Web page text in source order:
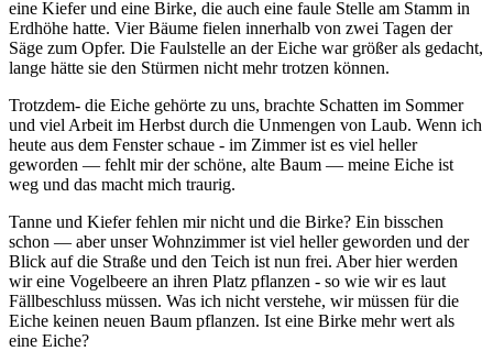
eine Kiefer und eine Birke, die auch eine faule Stelle am Stamm in
Erdhöhe hatte. Vier Bäume fielen innerhalb von zwei Tagen der
Säge zum Opfer. Die Faulstelle an der Eiche war größer als gedacht,
lange hätte sie den Stürmen nicht mehr trotzen können.
Trotzdem- die Eiche gehörte zu uns, brachte Schatten im Sommer
und viel Arbeit im Herbst durch die Unmengen von Laub. Wenn ich
heute aus dem Fenster schaue - im Zimmer ist es viel heller
geworden — fehlt mir der schöne, alte Baum — meine Eiche ist
weg und das macht mich traurig.
Tanne und Kiefer fehlen mir nicht und die Birke? Ein bisschen
schon — aber unser Wohnzimmer ist viel heller geworden und der
Blick auf die Straße und den Teich ist nun frei. Aber hier werden
wir eine Vogelbeere an ihren Platz pflanzen - so wie wir es laut
Fällbeschluss müssen. Was ich nicht verstehe, wir müssen für die
Eiche keinen neuen Baum pflanzen. Ist eine Birke mehr wert als
eine Eiche?